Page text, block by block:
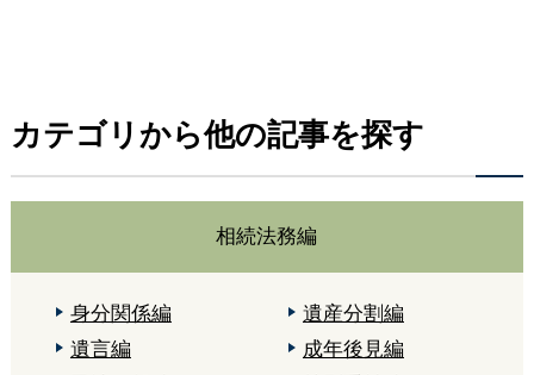
カテゴリから他の記事を探す
相続法務編
身分関係編
遺産分割編
遺言編
成年後見編